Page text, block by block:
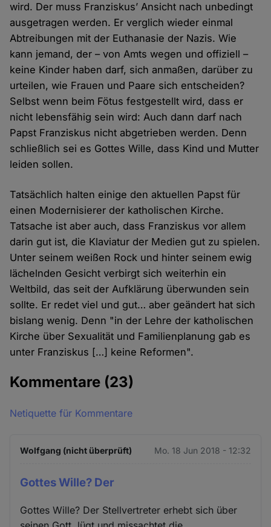
wird. Der muss Franziskus’ Ansicht nach unbedingt
ausgetragen werden. Er verglich wieder einmal
Abtreibungen mit der Euthanasie der Nazis. Wie
kann jemand, der – von Amts wegen und offiziell –
keine Kinder haben darf, sich anmaßen, darüber zu
urteilen, wie Frauen und Paare sich entscheiden?
Selbst wenn beim Fötus festgestellt wird, dass er
nicht lebensfähig sein wird: Auch dann darf nach
Papst Franziskus nicht abgetrieben werden. Denn
schließlich sei es Gottes Wille, dass Kind und Mutter
leiden sollen.
Tatsächlich halten einige den aktuellen Papst für
einen Modernisierer der katholischen Kirche.
Tatsache ist aber auch, dass Franziskus vor allem
darin gut ist, die Klaviatur der Medien gut zu spielen.
Unter seinem weißen Rock und hinter seinem ewig
lächelnden Gesicht verbirgt sich weiterhin ein
Weltbild, das seit der Aufklärung überwunden sein
sollte. Er redet viel und gut… aber geändert hat sich
bislang wenig. Denn "in der Lehre der katholischen
Kirche über Sexualität und Familienplanung gab es
unter Franziskus […] keine Reformen".
Kommentare (23)
Netiquette für Kommentare
Wolfgang (nicht überprüft) Mo. 18 Jun 2018 - 12:32
Gottes Wille? Der
Gottes Wille? Der Stellvertreter erhebt sich über